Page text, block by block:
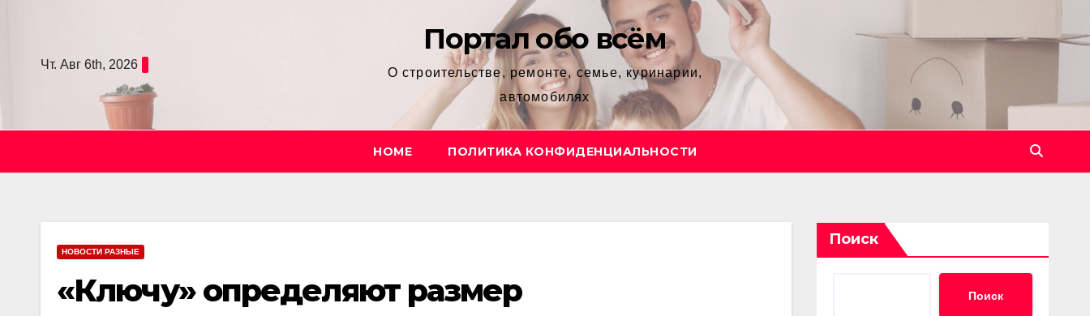
Чт. Авг 6th, 2026
Портал обо всём
О строительстве, ремонте, семье, куринарии,
автомобилях
HOME ПОЛИТИКА КОНФИДЕНЦИАЛЬНОСТИ
НОВОСТИ РАЗНЫЕ
«Ключу» определяют размер
Поиск
Поиск